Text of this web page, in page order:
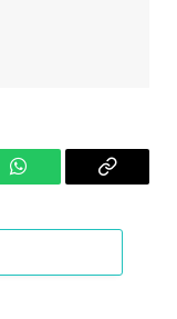
WhatsAppCopy